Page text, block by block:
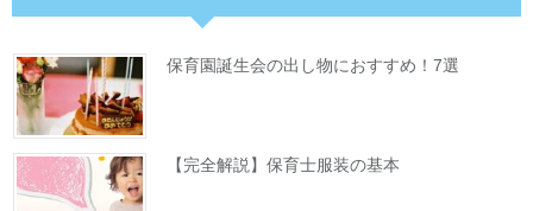
保育園誕生会の出し物におすすめ！7選
【完全解説】保育士服装の基本